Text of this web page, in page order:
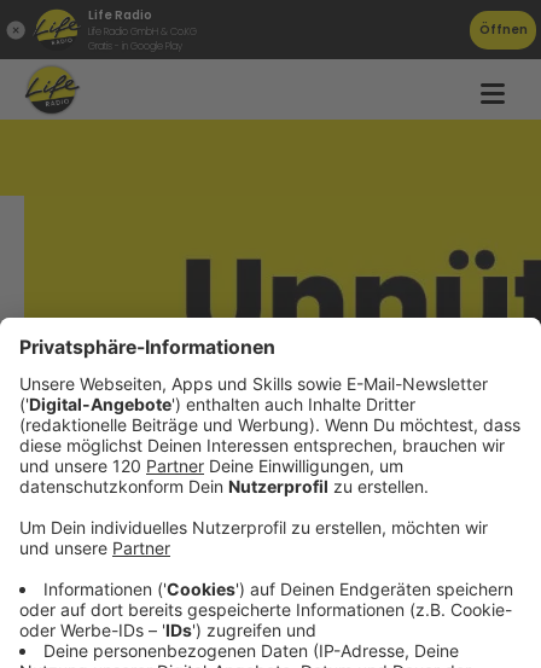
Life Radio
Life Radio GmbH & Co.KG
Gratis - in Google Play
Öffnen